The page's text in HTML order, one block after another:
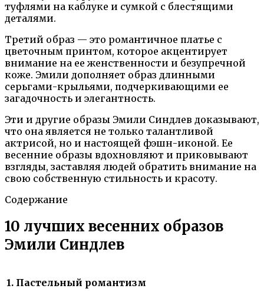
туфлями на каблуке и сумкой с блестящими
деталями.
Третий образ — это романтичное платье с
цветочным принтом, которое акцентирует
внимание на ее женственности и безупречной
коже. Эмили дополняет образ длинными
серьгами-крыльями, подчеркивающими ее
загадочность и элегантность.
Эти и другие образы Эмили Синдлев доказывают,
что она является не только талантливой
актрисой, но и настоящей фэшн-иконой. Ее
весенние образы вдохновляют и приковывают
взгляды, заставляя людей обратить внимание на
свою собственную стильность и красоту.
Содержание
10 лучших весенних образов
Эмили Синдлев
1. Пастельный романтизм